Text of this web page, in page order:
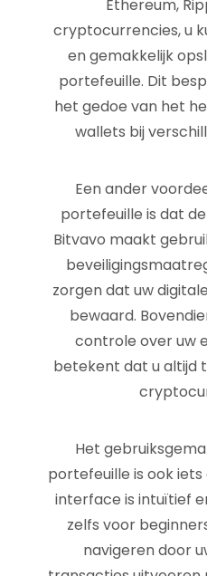
Ethereum,
cryptocurrencies, u
en gemakkelijk
portefeuille. Dit
het gedoe van het
wallets bij
Een ander
portefeuille is dat
Bitvavo maakt
zorgen dat uw
bewaard.
controle over uw
betekent dat u altijd
Het
portefeuille is ook
interface is intuïtief
zelfs voor
navigeren door